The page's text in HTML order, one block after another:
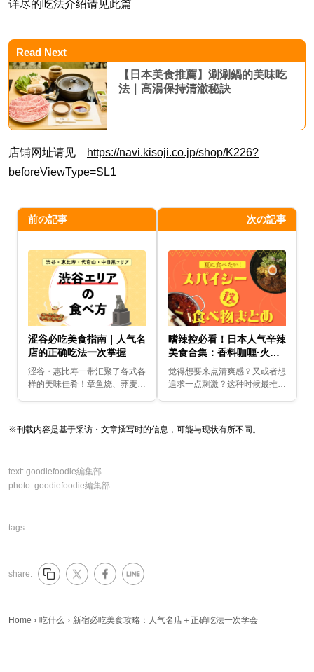
详尽的吃法介绍请见此篇
Read Next
【日本美食推薦】涮涮鍋的美味吃
法｜高湯保持清澈秘訣
店铺网址请见
https://navi.kisoji.co.jp/shop/K226?
beforeViewType=SL1
前の記事
涩谷必吃美食指南｜人气名
店的正确吃法一次掌握
涩谷・惠比寿一带汇聚了各式各
样的美味佳肴！章鱼烧、荞麦
次の記事
嗜辣控必看！日本人气辛辣
美食合集：香料咖喱·火锅·
麻辣拉面一次吃遍
觉得想要来点清爽感？又或者想
追求一点刺激？这种时候最推荐
对辣味的渴望。
※刊载内容是基于采访・文章撰写时的信息，可能与现状有所不同。
text: goodiefoodie編集部
photo: goodiefoodie編集部
tags:
share:
Home › 吃什么 › 新宿必吃美食攻略：人气名店＋正确吃法一次学会